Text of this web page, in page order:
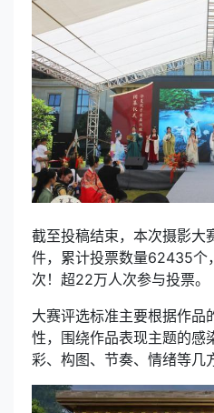
截至投稿结束，本次摄影大
件，累计投票数量62435
次！超22万人次参与投票。
大赛评选标准主要根据作品
性，围绕作品表现主题的感
彩、构图、节奏、情绪等几